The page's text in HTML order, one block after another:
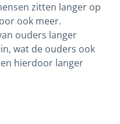
zitten langer op
ook meer.
ouders langer
wat de ouders ook
hierdoor langer